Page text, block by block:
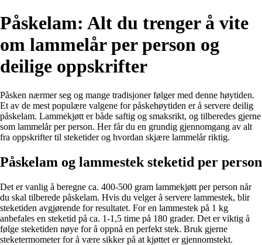
Påskelam: Alt du trenger å vite
om lammelår per person og
deilige oppskrifter
Påsken nærmer seg og mange tradisjoner følger med denne høytiden.
Et av de mest populære valgene for påskehøytiden er å servere deilig
påskelam. Lammekjøtt er både saftig og smaksrikt, og tilberedes gjerne
som lammelår per person. Her får du en grundig gjennomgang av alt
fra oppskrifter til steketider og hvordan skjære lammelår riktig.
Påskelam og lammestek steketid per person
Det er vanlig å beregne ca. 400-500 gram lammekjøtt per person når
du skal tilberede påskelam. Hvis du velger å servere lammestek, blir
steketiden avgjørende for resultatet. For en lammestek på 1 kg
anbefales en steketid på ca. 1-1,5 time på 180 grader. Det er viktig å
følge steketiden nøye for å oppnå en perfekt stek. Bruk gjerne
steketermometer for å være sikker på at kjøttet er gjennomstekt.